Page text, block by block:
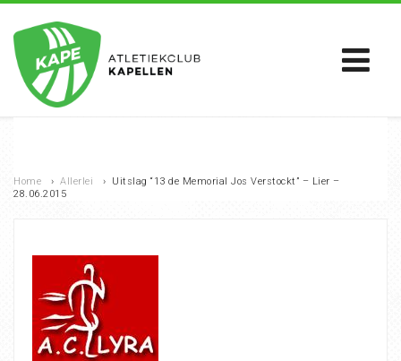
Home › Allerlei › Uitslag “13 de Memorial Jos Verstockt” – Lier –
28.06.2015